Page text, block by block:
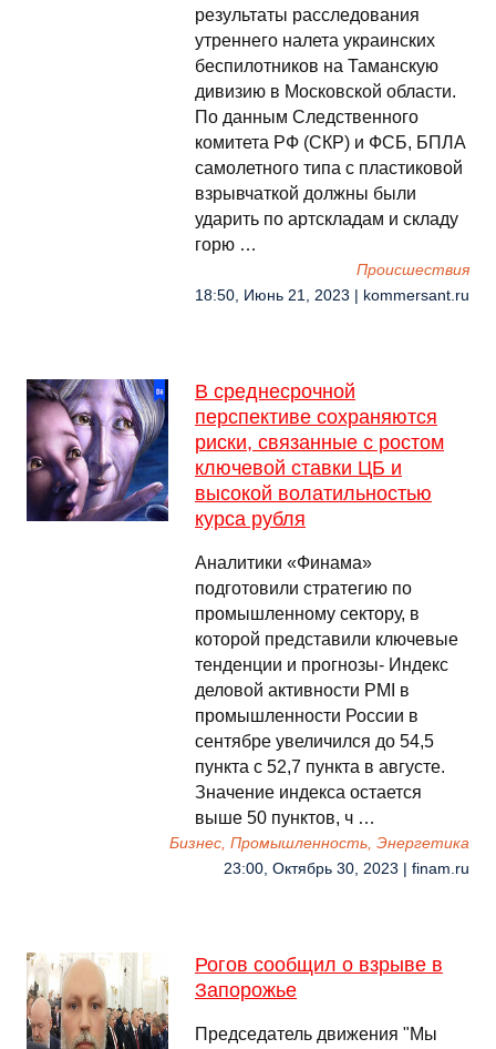
результаты расследования
утреннего налета украинских
беспилотников на Таманскую
дивизию в Московской области.
По данным Следственного
комитета РФ (СКР) и ФСБ, БПЛА
самолетного типа с пластиковой
взрывчаткой должны были
ударить по артскладам и складу
горю …
Происшествия
18:50, Июнь 21, 2023 | kommersant.ru
В среднесрочной
перспективе сохраняются
риски, связанные с ростом
ключевой ставки ЦБ и
высокой волатильностью
курса рубля
Аналитики «Финама»
подготовили стратегию по
промышленному сектору, в
которой представили ключевые
тенденции и прогнозы- Индекс
деловой активности PMI в
промышленности России в
сентябре увеличился до 54,5
пункта с 52,7 пункта в августе.
Значение индекса остается
выше 50 пунктов, ч …
Бизнес, Промышленность, Энергетика
23:00, Октябрь 30, 2023 | finam.ru
Рогов сообщил о взрыве в
Запорожье
Председатель движения "Мы